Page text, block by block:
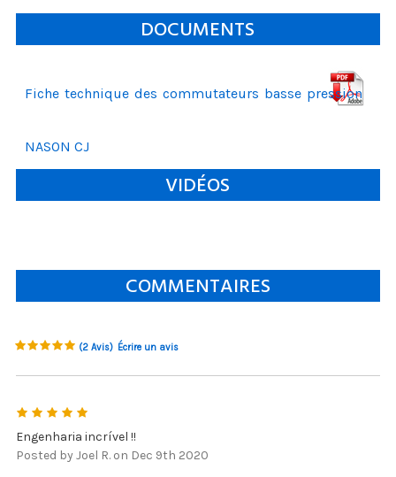
DOCUMENTS
Fiche technique des commutateurs basse pression
NASON CJ
VIDÉOS
COMMENTAIRES
(2 Avis) Écrire un avis
Engenharia incrível !!
Posted by Joel R. on Dec 9th 2020